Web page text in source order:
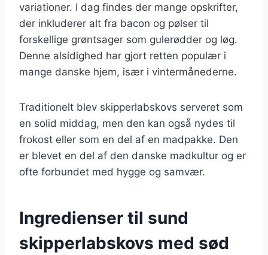
variationer. I dag findes der mange opskrifter,
der inkluderer alt fra bacon og pølser til
forskellige grøntsager som gulerødder og løg.
Denne alsidighed har gjort retten populær i
mange danske hjem, især i vintermånederne.
Traditionelt blev skipperlabskovs serveret som
en solid middag, men den kan også nydes til
frokost eller som en del af en madpakke. Den
er blevet en del af den danske madkultur og er
ofte forbundet med hygge og samvær.
Ingredienser til sund
skipperlabskovs med sød